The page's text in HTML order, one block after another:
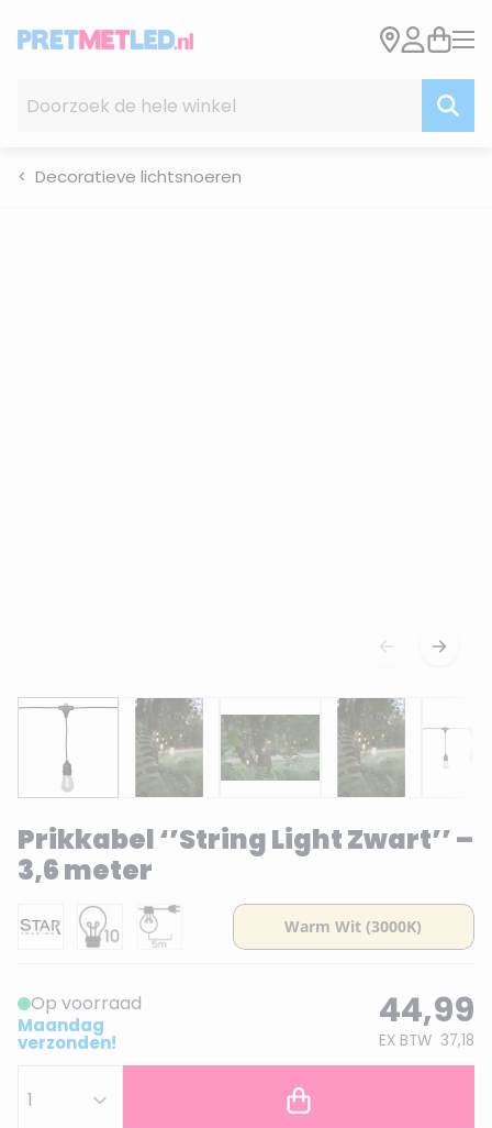
Decoratieve lichtsnoeren
Prikkabel ‘’String Light Zwart’’ –
3,6 meter
Op voorraad
Maandag
verzonden!
44,99
EX BTW 37,18